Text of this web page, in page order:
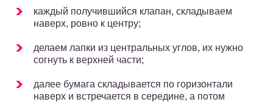
каждый получившийся клапан, складываем
наверх, ровно к центру;
делаем лапки из центральных углов, их нужно
согнуть к верхней части;
далее бумага складывается по горизонтали
наверх и встречается в середине, а потом